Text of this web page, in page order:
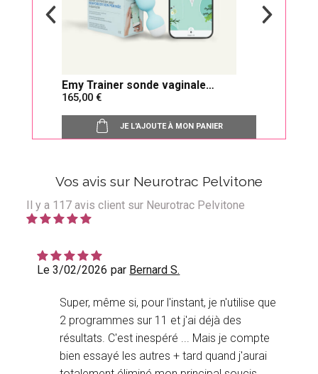
Emy Trainer sonde vaginale
connectée
165,00
JE L'AJOUTE À MON PANIER
Vos avis sur Neurotrac Pelvitone
Il y a 117 avis client sur Neurotrac Pelvitone
Le 3/02/2026 par Bernard S.
Super, même si, pour l'instant, je n'utilise que
2 programmes sur 11 et j'ai déjà des
résultats. C'est inespéré ... Mais je compte
bien essayé les autres + tard quand j'aurai